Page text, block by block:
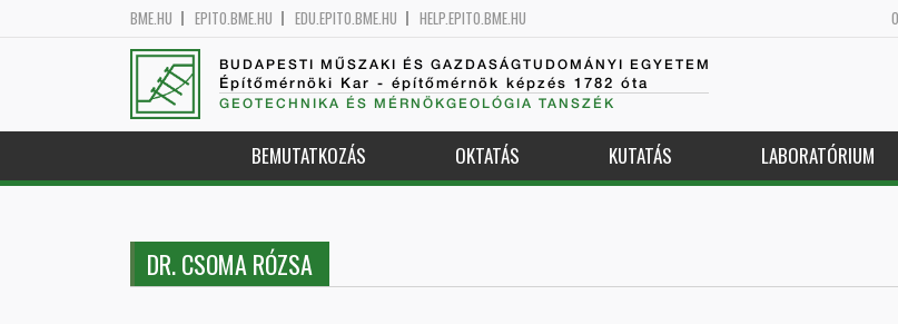
BME.HU EPITO.BME.HU EDU.EPITO.BME.HU HELP.EPITO.BME.HU
BUDAPESTI MŰSZAKI ÉS GAZDASÁGTUDOMÁNYI EGYETEM
Építőmérnöki Kar - építőmérnök képzés 1782 óta
GEOTECHNIKA ÉS MÉRNÖKGEOLÓGIA TANSZÉK
BEMUTATKOZÁS OKTATÁS KUTATÁS LABORATÓRIUM
DR. CSOMA RÓZSA